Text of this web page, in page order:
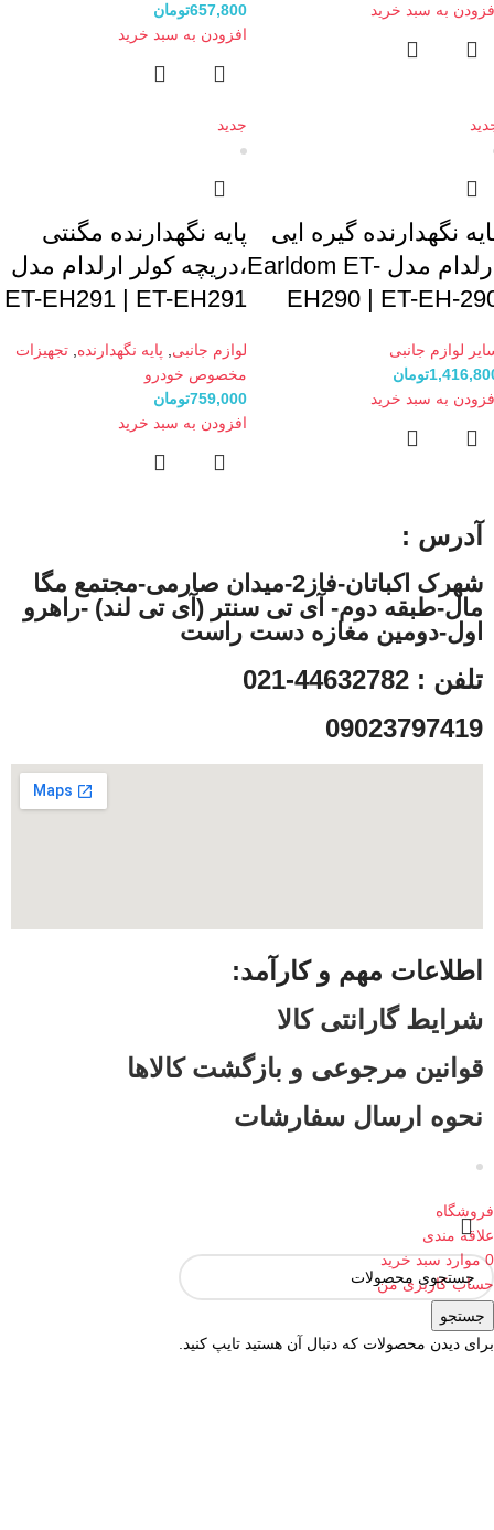
به سبد خرید
657,800تومان
افزودن به سبد خرید
نگهدارنده گیره ایی
ارلدام مدل Earldom ET-
EH290 | ET-EH-
لوازم جانبی
تومان
به سبد خرید
جدید
پایه نگهدارنده مگنتی
،دریچه کولر ارلدام مدل
ET-EH291 | ET-EH291
لوازم جانبی, پایه نگهدارنده, تجهیزات
مخصوص خودرو
759,000تومان
افزودن به سبد خرید
آدرس :
شهرک اکباتان-فاز2-میدان صارمی-مجتمع مگا
مال-طبقه دوم- آی تی سنتر (آی تی لند) -راهرو
اول-دومین مغازه دست راست
تلفن : 44632782-021
09023797419
اطلاعات مهم و کارآمد:
شرایط گارانتی کالا
قوانین مرجوعی و بازگشت کالاها
نحوه ارسال سفارشات
جستجو
برای دیدن محصولات که دنبال آن هستید تایپ کنید.
فروشگاه
علاقه مندی
0 موارد سبد خرید
حساب کاربری من